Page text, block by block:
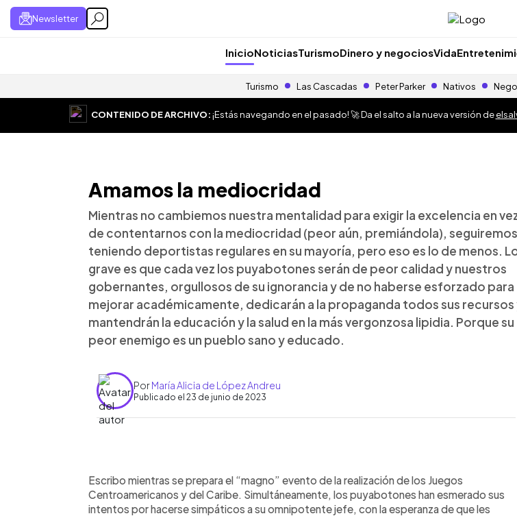
Newsletter
InicioNoticiasTurismoDinero y negociosVida
Turismo Las Cascadas Peter Parker Nativos
CONTENIDO DE ARCHIVO:¡Estás navegando en el pasado! 🚀 Da el salto a la nueva versión de
Amamos la mediocridad
Mientras no cambiemos nuestra mentalidad para exigir la excelencia en
de contentarnos con la mediocridad (peor aún, premiándola), seguiremos
teniendo deportistas regulares en su mayoría, pero eso es lo de menos.
grave es que cada vez los puyabotones serán de peor calidad y nuestros
gobernantes, orgullosos de su ignorancia y de no haberse esforzado para
mejorar académicamente, dedicarán a la propaganda todos sus recursos
mantendrán la educación y la salud en la más vergonzosa lipidia. Porque su
peor enemigo es un pueblo sano y educado.
PorMaría Alicia de López Andreu
Publicado el 23 de junio de 2023
► Escuchar artículo
Escribo mientras se prepara el “magno” evento de la realización de los Juegos
Centroamericanos y del Caribe. Simultáneamente, los puyabotones han esmerado sus
intentos por hacerse simpáticos a su omnipotente jefe, con la esperanza de que les